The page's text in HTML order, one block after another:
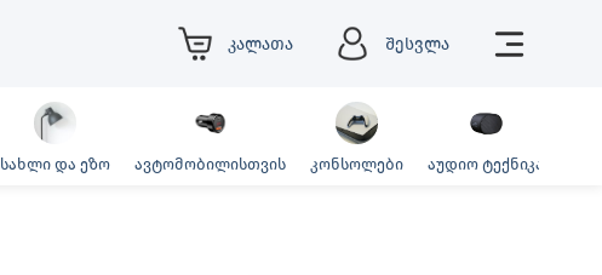
კალათა შესვლა
სახლი და ეზო ავტომობილისთვის კონსოლები აუდიო ტექნიკა